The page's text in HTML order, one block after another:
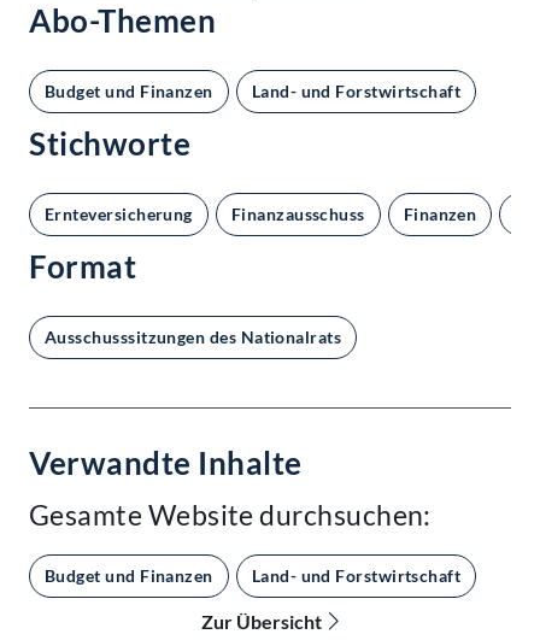
Abo-Themen
Budget und Finanzen Land- und Forstwirtschaft
Stichworte
Ernteversicherung Finanzausschuss Finanzen
Format
Ausschusssitzungen des Nationalrats
Verwandte Inhalte
Gesamte Website durchsuchen:
Budget und Finanzen Land- und Forstwirtschaft
Zur Übersicht